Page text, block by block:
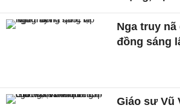
Nga truy
đồng sáng
Giáo sư Vũ